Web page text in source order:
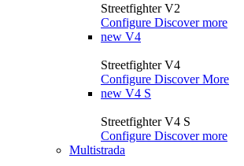
Streetfighter V2
Configure Discover more
new V4
Streetfighter V4
Configure Discover More
new V4 S
Streetfighter V4 S
Configure Discover more
Multistrada